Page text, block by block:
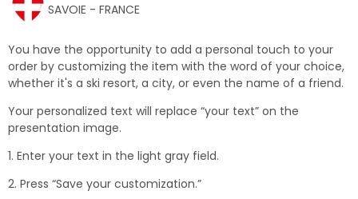
SAVOIE - FRANCE
You have the opportunity to add a personal touch to your
order by customizing the item with the word of your choice,
whether it's a ski resort, a city, or even the name of a friend.
Your personalized text will replace “your text” on the
presentation image.
1. Enter your text in the light gray field.
2. Press “Save your customization.”